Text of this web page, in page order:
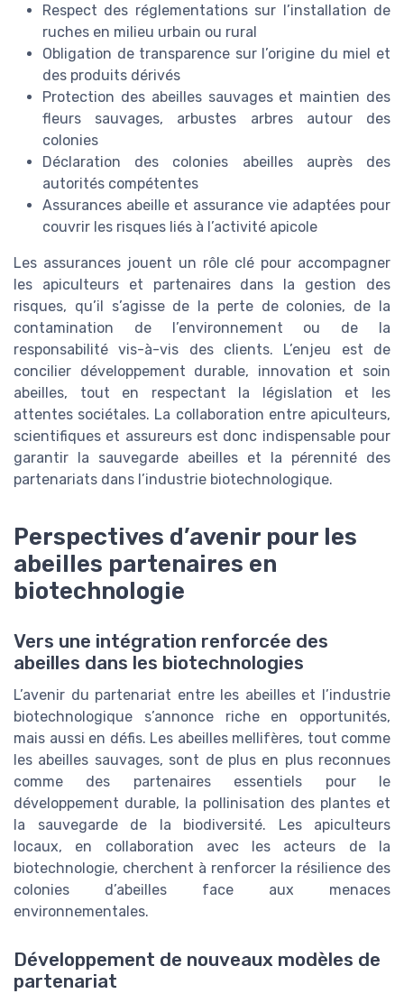
Respect des réglementations sur l’installation de
ruches en milieu urbain ou rural
Obligation de transparence sur l’origine du miel et
des produits dérivés
Protection des abeilles sauvages et maintien des
fleurs sauvages, arbustes arbres autour des
colonies
Déclaration des colonies abeilles auprès des
autorités compétentes
Assurances abeille et assurance vie adaptées pour
couvrir les risques liés à l’activité apicole
Les assurances jouent un rôle clé pour accompagner
les apiculteurs et partenaires dans la gestion des
risques, qu’il s’agisse de la perte de colonies, de la
contamination de l’environnement ou de la
responsabilité vis-à-vis des clients. L’enjeu est de
concilier développement durable, innovation et soin
abeilles, tout en respectant la législation et les
attentes sociétales. La collaboration entre apiculteurs,
scientifiques et assureurs est donc indispensable pour
garantir la sauvegarde abeilles et la pérennité des
partenariats dans l’industrie biotechnologique.
Perspectives d’avenir pour les
abeilles partenaires en
biotechnologie
Vers une intégration renforcée des
abeilles dans les biotechnologies
L’avenir du partenariat entre les abeilles et l’industrie
biotechnologique s’annonce riche en opportunités,
mais aussi en défis. Les abeilles mellifères, tout comme
les abeilles sauvages, sont de plus en plus reconnues
comme des partenaires essentiels pour le
développement durable, la pollinisation des plantes et
la sauvegarde de la biodiversité. Les apiculteurs
locaux, en collaboration avec les acteurs de la
biotechnologie, cherchent à renforcer la résilience des
colonies d’abeilles face aux menaces
environnementales.
Développement de nouveaux modèles de
partenariat